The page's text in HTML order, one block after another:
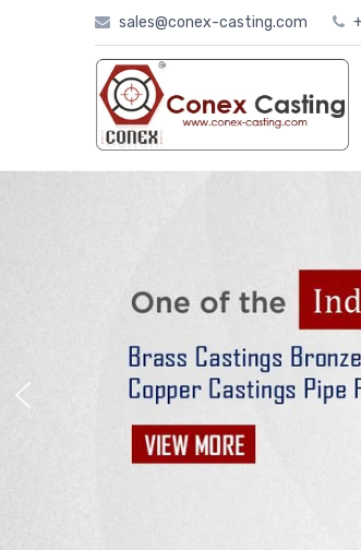
sales@conex-casting.com